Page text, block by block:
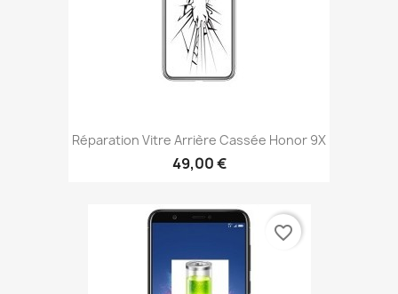
Réparation Vitre Arrière Cassée Honor 9X
49,00 €
favorite_border